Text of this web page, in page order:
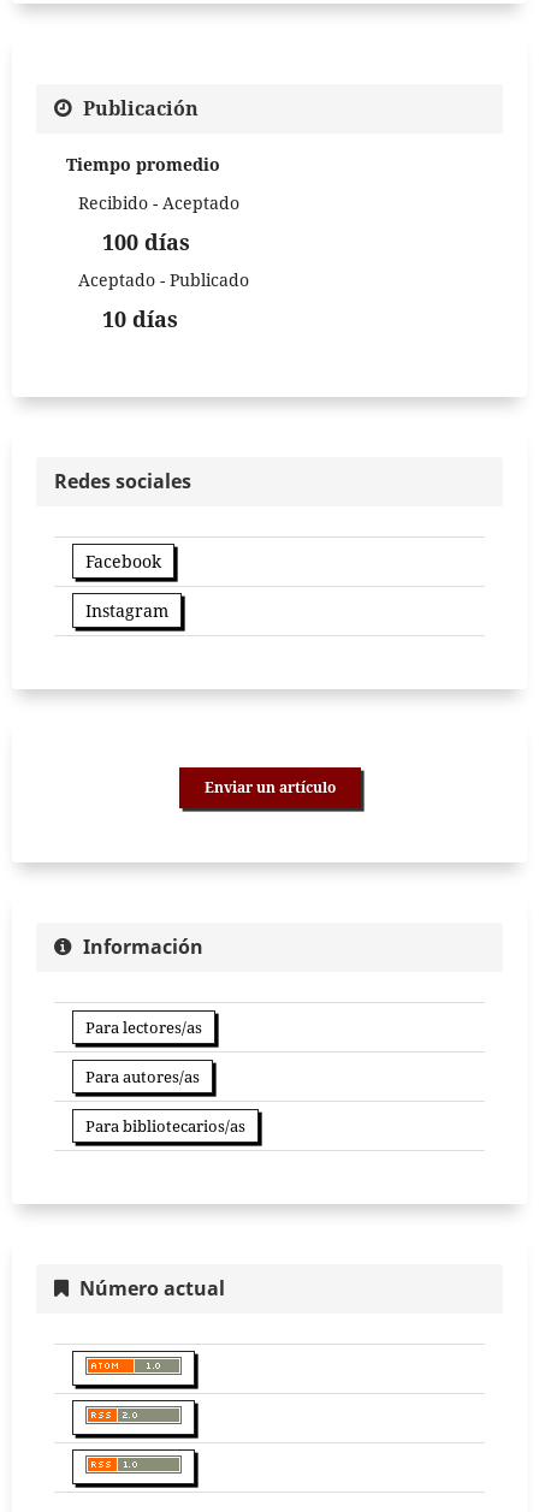
Publicación
Tiempo promedio
Recibido - Aceptado
100 días
Aceptado - Publicado
10 días
Redes sociales
Facebook
Instagram
Enviar un artículo
Información
Para lectores/as
Para autores/as
Para bibliotecarios/as
Número actual